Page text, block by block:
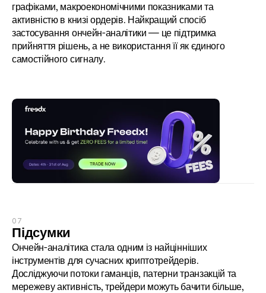
графіками, макроекономічними показниками та
активністю в книзі ордерів. Найкращий спосіб
застосування ончейн-аналітики — це підтримка
прийняття рішень, а не використання її як єдиного
самостійного сигналу.
07
Підсумки
Ончейн-аналітика стала одним із найцінніших
інструментів для сучасних криптотрейдерів.
Досліджуючи потоки гаманців, патерни транзакцій та
мережеву активність, трейдери можуть бачити більше,